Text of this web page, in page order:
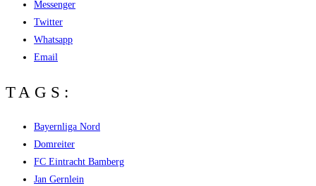
Messenger
Twitter
Whatsapp
Email
TAGS:
Bayernliga Nord
Domreiter
FC Eintracht Bamberg
Jan Gernlein